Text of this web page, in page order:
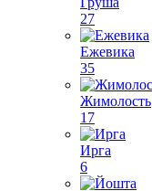
27
Ежевика
35
Жимолость
17
Ирга
6